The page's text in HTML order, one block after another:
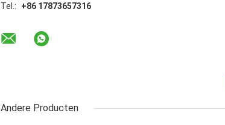
Tel.:
+86 17873657316
Andere Producten